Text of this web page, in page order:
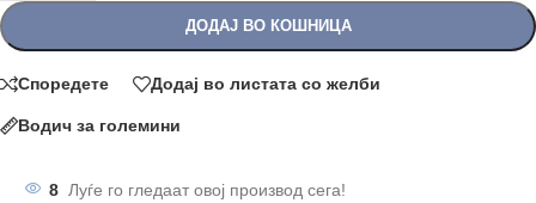
ДОДАЈ ВО КОШНИЦА
Споредете Додај во листата со желби
Водич за големини
8 Луѓе го гледаат овој производ сега!